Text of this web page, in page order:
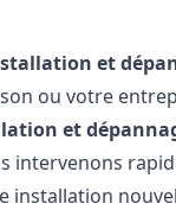
et
ou votre
et
intervenons
installation